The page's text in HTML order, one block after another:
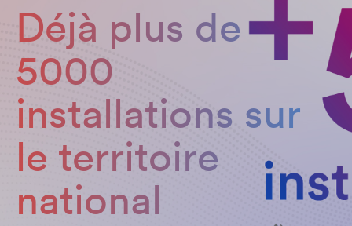
Déjà plus de
5000
installations sur
le territoire
national